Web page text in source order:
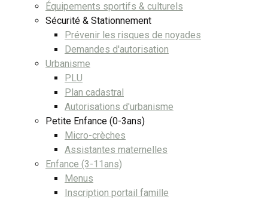
Équipements sportifs & culturels
Sécurité & Stationnement
Prévenir les risques de noyades
Demandes d'autorisation
Urbanisme
PLU
Plan cadastral
Autorisations d'urbanisme
Petite Enfance (0-3ans)
Micro-crèches
Assistantes maternelles
Enfance (3-11ans)
Menus
Inscription portail famille